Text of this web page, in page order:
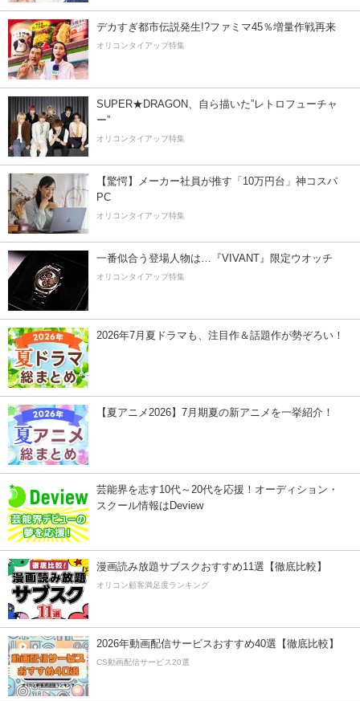
デカすぎ都市伝説発生!?ファミマ45％増量作戦再来
オリコンタイアップ特集
SUPER★DRAGON、自ら描いた”レトロフューチャ
ー”
オリコンタイアップ特集
【驚愕】メーカー社員が推す「10万円台」神コスパ
PC
オリコンタイアップ特集
一番似合う登場人物は…『VIVANT』限定ウオッチ
オリコンタイアップ特集
2026年7月夏ドラマも、注目作＆話題作が勢ぞろい！
【夏アニメ2026】7月期夏の新アニメを一挙紹介！
芸能界を志す10代～20代を応援！オーディション・
スクール情報はDeview
漫画読み放題サブスクおすすめ11選【徹底比較】
オリコン顧客満足度ランキング
2026年動画配信サービスおすすめ40選【徹底比較】
CS動画配信サービス20選